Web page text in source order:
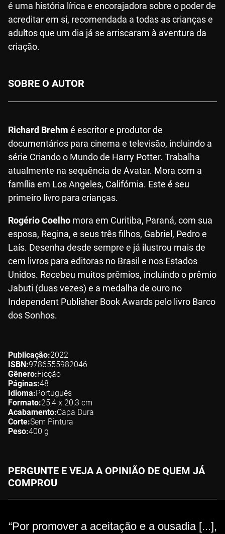
é uma história lírica e encorajadora sobre o poder de
acreditar em si, recomendada a todas as crianças e
adultos que um dia já se arriscaram à aventura da
criação.
SOBRE O AUTOR
Richard Brehm é escritor e produtor de
documentários para cinema e televisão, incluindo a
série Criando o Mundo de Harry Potter. Trabalha
atualmente na sequência de Avatar. Mora com a
família em Los Angeles, Califórnia. Este é seu
primeiro livro para crianças.
Rogério Coelho mora em Curitiba, Paraná, com sua
esposa, Regina, e seus três filhos, Gabriel, Pedro e
Laís. Desenha desde sempre e já ilustrou mais de
cem livros para editoras no Brasil e nos Estados
Unidos. Recebeu muitos prêmios, incluindo o prêmio
Jabuti (duas vezes) e a medalha de ouro no
Independent Publisher Book Awards pelo livro Barco
dos Sonhos.
Publicação 2022
ISBN 9786555982046
Gênero Ficção
Páginas 48
Idioma Português
Formato 25,4 x 20,3 cm
Acabamento Capa Dura
Corte Sem Pintura
Peso 400 g
PERGUNTE E VEJA A OPINIÃO DE QUEM JÁ
COMPROU
“Por promover a aceitação e a ousadia [...],